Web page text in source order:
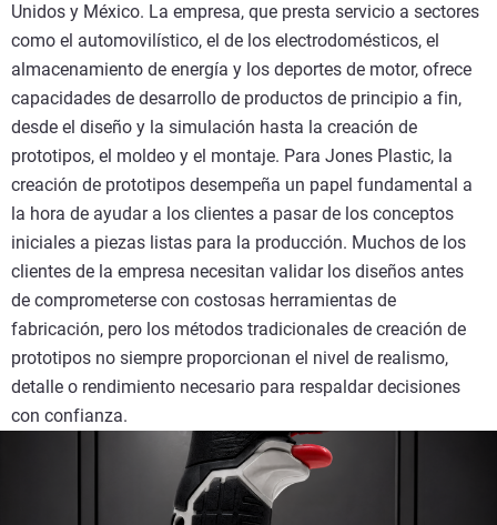
Unidos y México. La empresa, que presta servicio a sectores
como el automovilístico, el de los electrodomésticos, el
almacenamiento de energía y los deportes de motor, ofrece
capacidades de desarrollo de productos de principio a fin,
desde el diseño y la simulación hasta la creación de
prototipos, el moldeo y el montaje. Para Jones Plastic, la
creación de prototipos desempeña un papel fundamental a
la hora de ayudar a los clientes a pasar de los conceptos
iniciales a piezas listas para la producción. Muchos de los
clientes de la empresa necesitan validar los diseños antes
de comprometerse con costosas herramientas de
fabricación, pero los métodos tradicionales de creación de
prototipos no siempre proporcionan el nivel de realismo,
detalle o rendimiento necesario para respaldar decisiones
con confianza.